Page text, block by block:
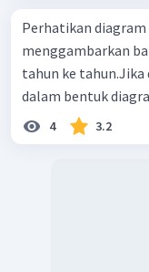
Perhatikan diagram batang
menggambarkan
tahun ke tahun.Jika
dalam bentuk
4 3.2